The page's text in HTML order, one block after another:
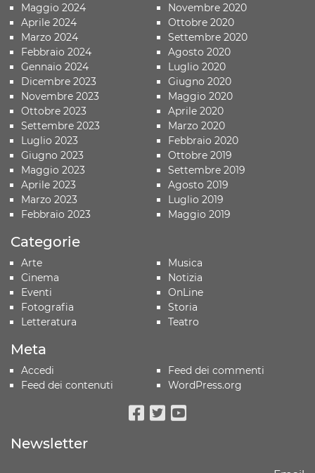
Maggio 2024
Aprile 2024
Marzo 2024
Febbraio 2024
Gennaio 2024
Dicembre 2023
Novembre 2023
Ottobre 2023
Settembre 2023
Luglio 2023
Giugno 2023
Maggio 2023
Aprile 2023
Marzo 2023
Febbraio 2023
Novembre 2020
Ottobre 2020
Settembre 2020
Agosto 2020
Luglio 2020
Giugno 2020
Maggio 2020
Aprile 2020
Marzo 2020
Febbraio 2020
Ottobre 2019
Settembre 2019
Agosto 2019
Luglio 2019
Maggio 2019
Categorie
Arte
Cinema
Eventi
Fotografia
Letteratura
Musica
Notizia
OnLine
Storia
Teatro
Meta
Accedi
Feed dei contenuti
Feed dei commenti
WordPress.org
Newsletter